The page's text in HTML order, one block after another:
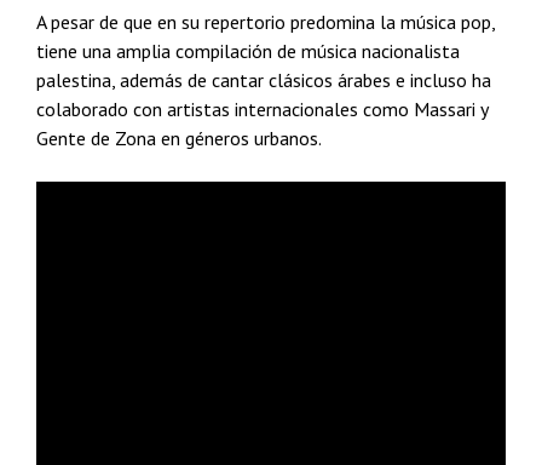
A pesar de que en su repertorio predomina la música pop,
tiene una amplia compilación de música nacionalista
palestina, además de cantar clásicos árabes e incluso ha
colaborado con artistas internacionales como Massari y
Gente de Zona en géneros urbanos.